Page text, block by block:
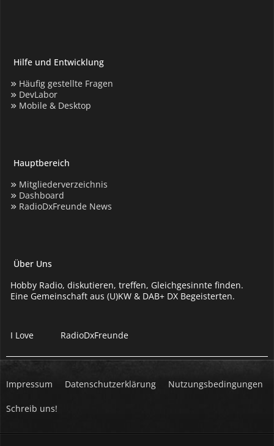
Hilfe und Entwicklung
Häufig gestellte Fragen
DevLabor
Mobile & Desktop
Hauptbereich
Mitgliederverzeichnis
Dashboard
RadioDxFreunde News
Über Uns
Hobby Radio, diskutieren, treffen, Gleichgesinnte finden.
Eine Gemeinschaft aus (U)KW & DAB+ DX Begeisterten.
I Love RadioDxFreunde
Impressum Datenschutzerklärung Nutzungsbedingungen
Schreib uns!